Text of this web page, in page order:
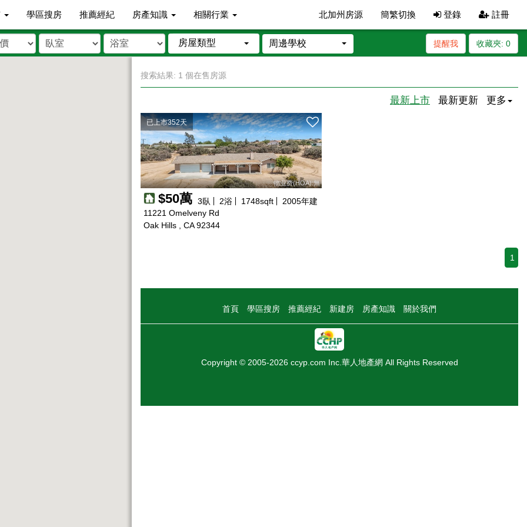
學區搜房 推薦經紀 房產知識 相關行業 北加州房源 簡繁切換 登錄 註冊
房屋類型 周邊學校 收藏夾: 0
提醒我
搜索結果: 1 個在售房源
最新上市 最新更新 更多
已上市352天
物业费(HOA):無
$50萬 3臥 2浴 1748sqft 2005年建
11221 Omelveny Rd
Oak Hills , CA 92344
1
首頁 學區搜房 推薦經紀 新建房 房產知識 關於我們
Copyright © 2005-2026 ccyp.com Inc.華人地產網 All Rights Reserved